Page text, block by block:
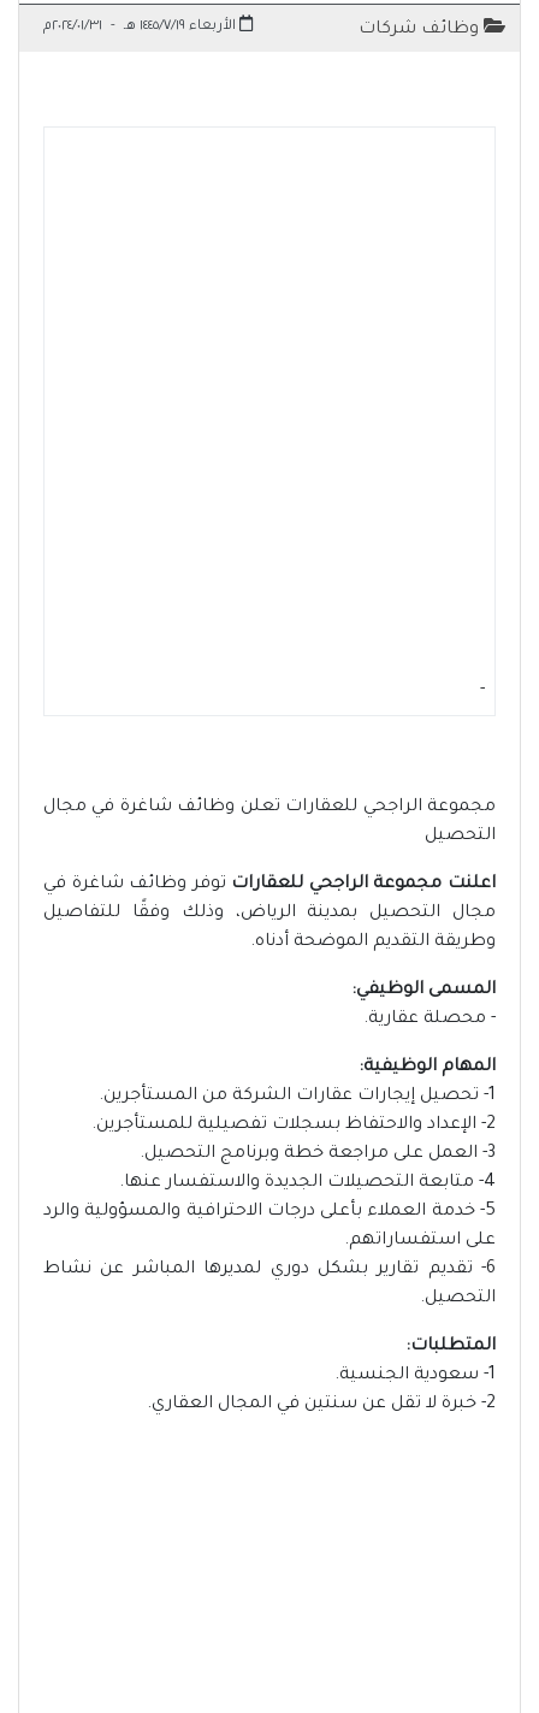
وظائف شركات الأربعاء ١٤٤٥/٧/١٩ هـ - ٢٠٢٤/٠١/٣١م
-
مجموعة الراجحي للعقارات تعلن وظائف شاغرة في مجال
التحصيل
اعلنت مجموعة الراجحي للعقارات توفر وظائف شاغرة في
مجال التحصيل بمدينة الرياض، وذلك وفقًا للتفاصيل
وطريقة التقديم الموضحة أدناه.
المسمى الوظيفي:
- محصلة عقارية.
المهام الوظيفية:
1- تحصيل إيجارات عقارات الشركة من المستأجرين.
2- الإعداد والاحتفاظ بسجلات تفصيلية للمستأجرين.
3- العمل على مراجعة خطة وبرنامج التحصيل.
4- متابعة التحصيلات الجديدة والاستفسار عنها.
5- خدمة العملاء بأعلى درجات الاحترافية والمسؤولية والرد
على استفساراتهم.
6- تقديم تقارير بشكل دوري لمديرها المباشر عن نشاط
التحصيل.
المتطلبات:
1- سعودية الجنسية.
2- خبرة لا تقل عن سنتين في المجال العقاري.